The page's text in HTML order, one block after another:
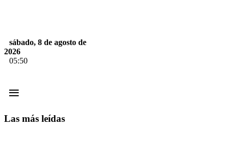
sábado, 8 de agosto de
2026
05:50
≡
Las más leídas